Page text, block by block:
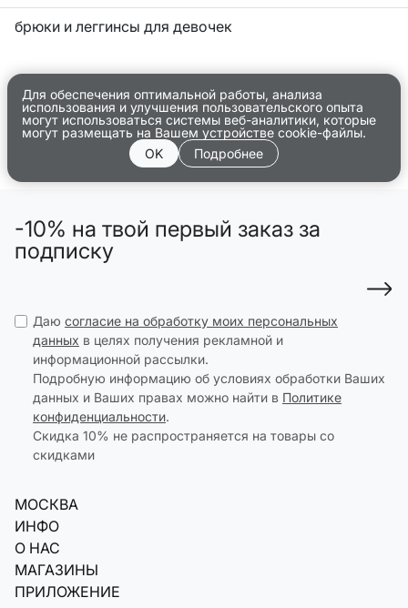
брюки и леггинсы для девочек
Для обеспечения оптимальной работы, анализа
использования и улучшения пользовательского опыта
могут использоваться системы веб-аналитики, которые
могут размещать на Вашем устройстве cookie-файлы.
OK
Подробнее
-10% на твой первый заказ за
подписку
Даю согласие на обработку моих персональных
данных в целях получения рекламной и
информационной рассылки.
Подробную информацию об условиях обработки Ваших
данных и Ваших правах можно найти в Политике
конфиденциальности.
Скидка 10% не распространяется на товары со
скидками
МОСКВА
ИНФО
О НАС
МАГАЗИНЫ
ПРИЛОЖЕНИЕ